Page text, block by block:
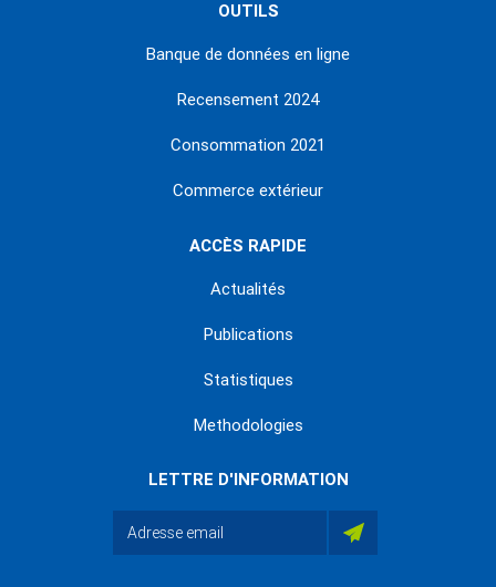
OUTILS
Banque de données en ligne
Recensement 2024
Consommation 2021
Commerce extérieur
ACCÈS RAPIDE
Actualités
Publications
Statistiques
Methodologies
LETTRE D'INFORMATION